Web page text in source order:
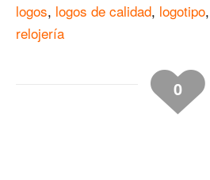
logos, logos de calidad, logotipo,
relojería
0